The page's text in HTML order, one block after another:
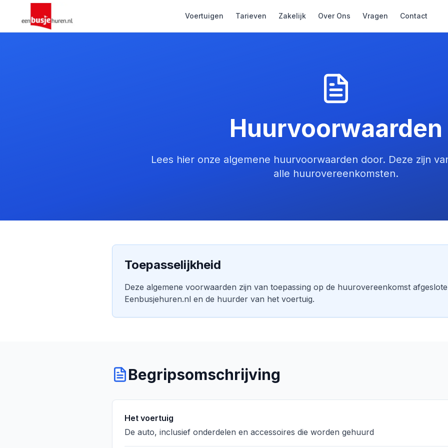
Voertuigen Tarieven Zakelijk Over Ons Vragen Contact
Huurvoorwaarden
Lees hier onze algemene huurvoorwaarden door. Deze zijn
alle huurovereenkomsten.
Toepasselijkheid
Deze algemene voorwaarden zijn van toepassing op de huurovereenkomst
Eenbusjehuren.nl en de huurder van het voertuig.
Begripsomschrijving
Het voertuig
De auto, inclusief onderdelen en accessoires die worden gehuurd